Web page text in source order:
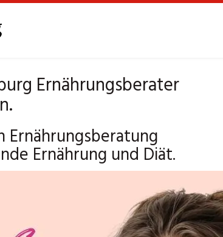
Ernährungsberater
Ernährungsberatung
Ernährung und Diät.